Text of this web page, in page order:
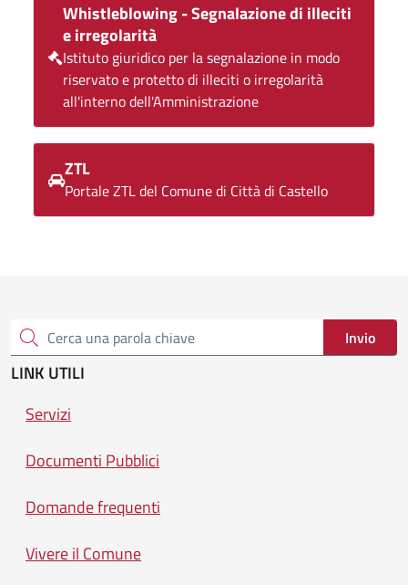
Whistleblowing - Segnalazione di illeciti
e irregolarità
Istituto giuridico per la segnalazione in modo
riservato e protetto di illeciti o irregolarità
all'interno dell'Amministrazione
ZTL
Portale ZTL del Comune di Città di Castello
Cerca una parola chiave Invio
LINK UTILI
Servizi
Documenti Pubblici
Domande frequenti
Vivere il Comune